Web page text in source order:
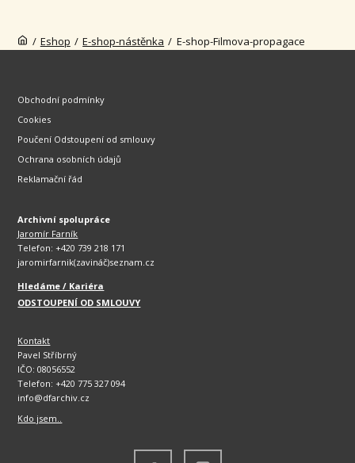
/ Eshop / E-shop-nástěnka / E-shop-Filmova-propagace
Obchodní podmínky
Cookies
Poučení Odstoupení od smlouvy
Ochrana osobních údajů
Reklamační řád
Archivní spolupráce
Jaromír Farník
Telefon: +420 739 218 171
jaromirfarnik(zavináč)seznam.cz
Hledáme / Kariéra
ODSTOUPENÍ OD SMLOUVY
Kontakt
Pavel Stříbrný
IČO: 08056552
Telefon: +420 775 327 094
info@dfarchiv.cz
Kdo jsem..